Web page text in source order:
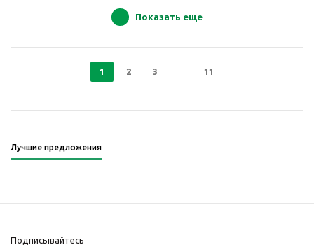
Показать еще
1 2 3 11
Лучшие предложения
Подписывайтесь